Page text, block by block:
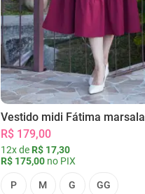
Vestido midi Fátima marsala
R$ 179,00
12x de R$ 17,30
R$ 175,00no PIX
P M G GG